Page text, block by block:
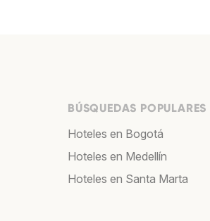
BÚSQUEDAS POPULARES
Hoteles en Bogotá
Hoteles en Medellín
Hoteles en Santa Marta